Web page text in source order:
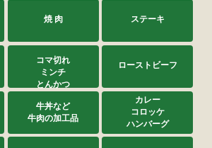
焼 肉 ステーキ
コマ切れ
ミンチ
とんかつ
ローストビーフ
牛丼など
牛肉の加工品
カレー
コロッケ
ハンバーグ